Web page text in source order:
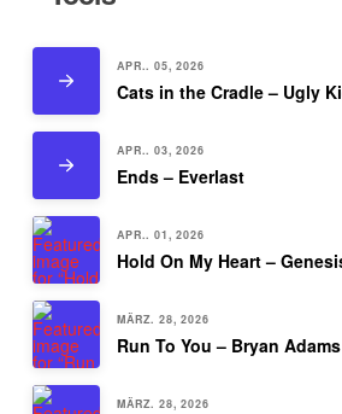
APR.. 05, 2026
Cats in the Cradle – Ugly
APR.. 03, 2026
Ends – Everlast
APR.. 01, 2026
Hold On My Heart –
MÄRZ. 28, 2026
Run To You – Bryan Adams
MÄRZ. 28, 2026